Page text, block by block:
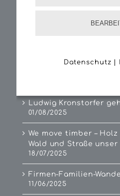
Ludwig Kronstorfer
01/08/2025
We move timber –
Wald und Straße unser
18/07/2025
Firmen-Familien-
11/06/2025
Datenschutz